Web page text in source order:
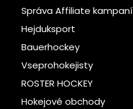
Správa Affiliate kampaní
Hejduksport
Bauerhockey
Vseprohokejisty
ROSTER HOCKEY
Hokejové obchody